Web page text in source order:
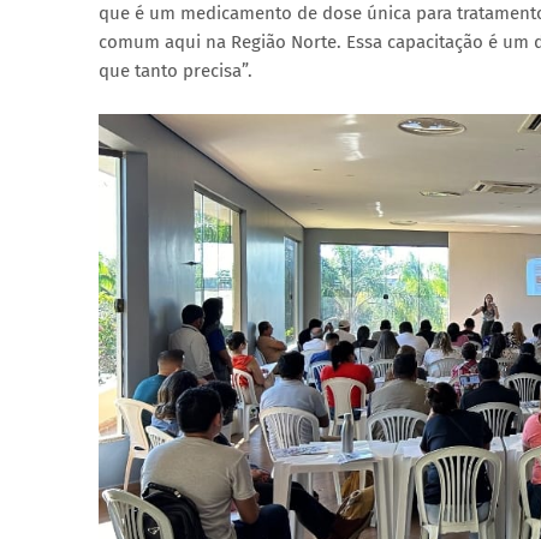
que é um medicamento de dose única para
comum aqui na Região Norte. Essa capacitação é
que tanto precisa”.